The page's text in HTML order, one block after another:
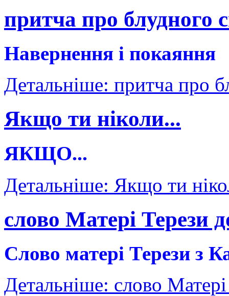
притча про блудного
Навернення і покаяння
Детальніше: притча про
Якщо ти ніколи...
ЯКЩО...
Детальніше: Якщо ти
слово Матері Терези
Слово матері Терези з
Детальніше: слово